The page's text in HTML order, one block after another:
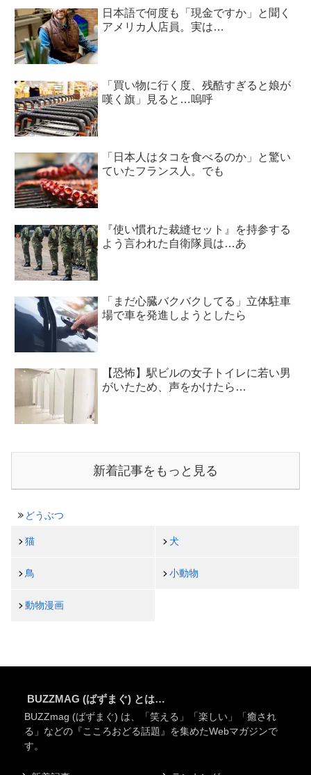
日本語で何度も「現金ですか」と聞く
アメリカ人店員。実は…
「買い物に行く度、残酷すぎると娘が
嘆く旗」見ると…嗚呼
「日本人はタコを食べるのか」と驚い
ていたフランス人。でも
『使い慣れた裁縫セット』を持参する
よう言われた自衛隊員は…あ
「まだ心臓バクバクしてる」立体駐車
場で車を発進しようとしたら
【恐怖】駅ビルの女子トイレに若い男
がいたため、声をかけたら…
新着記事をもっと見る
どうぶつ
猫 犬
鳥 小動物
動物漫画
BUZZMAG (ばずまぐ) とは…
BUZZmag (ばずまぐ) は、「笑える」「楽しい」「癒され
る」などの『こころおどる話題』を集めたWebマガジンで
す。